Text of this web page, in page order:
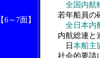
【6～7面】
全国内航
若年船員の確
全日本内
内航総連と連
日 本船
社会的要請に